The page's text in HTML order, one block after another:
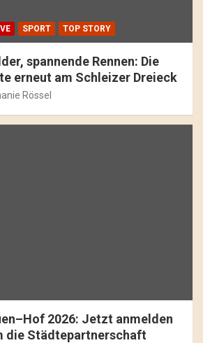
SPORT TOP STORY
spannende Rennen: Die
erneut am Schleizer Dreieck
Rössel
2026: Jetzt anmelden
die Städtepartnerschaft